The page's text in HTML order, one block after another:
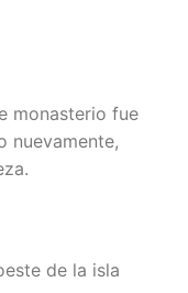
monasterio fue
nuevamente,
de la isla